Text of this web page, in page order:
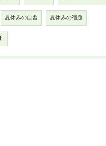
夏休みの自習 夏休みの宿題